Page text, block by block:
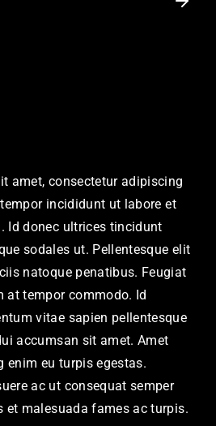
amet, consectetur adipiscing
incididunt ut labore et
Id donec ultrices tincidunt
sodales ut. Pellentesque elit
natoque penatibus. Feugiat
at tempor commodo. Id
vitae sapien pellentesque
accumsan sit amet. Amet
enim eu turpis egestas.
ac ut consequat semper
et malesuada fames ac turpis.